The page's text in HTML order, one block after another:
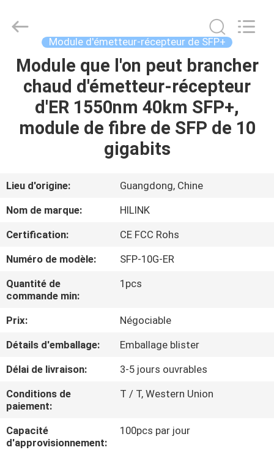
MAISON
À
PROPOS
DE
VISITE
L'USINE
CONTRÔLE
DE
LA
QUALITÉ
HiLink
Technology
Reserved.
Module d'émetteur-récepteur de SFP+
Module que l'on peut brancher
chaud d'émetteur-récepteur
d'ER 1550nm 40km SFP+,
module de fibre de SFP de 10
gigabits
Lieu d'origine:
Guangdong, Chine
Nom de marque:
HILINK
Certification:
CE FCC Rohs
Numéro de modèle:
SFP-10G-ER
Quantité de
commande min:
1pcs
Prix:
Négociable
Détails d'emballage:
Emballage blister
Délai de livraison:
3-5 jours ouvrables
Conditions de
paiement:
T / T, Western Union
Capacité
d'approvisionnement:
100pcs par jour